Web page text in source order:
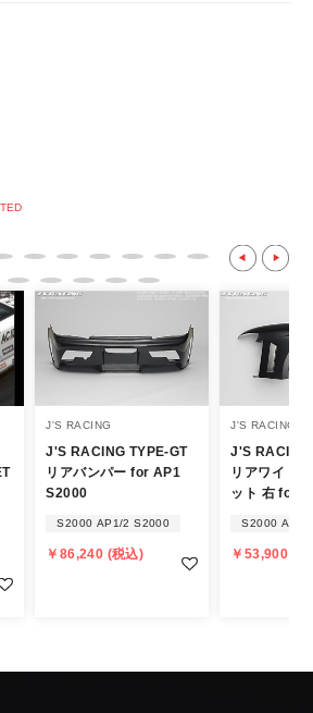
後のキャンセルや変更につい
注文後のキャンセルや変更は
ので、商品やカラー等、お間
願い致します。
際の商品とカラーやイメー
場合もございます。
等でご確認ください。
・マフラー等の大型商品は、
・営業所止めができないこと
了承ください。
商品でも、メーカーによって
装・取付店等の業者様をご指
J'S RACING
J'S RACING TYPE-GT
リアバンパー for AP1
S2000
S2000 AP1/2 S2000
￥86,240 (税込)
J'S RACING
J'S RACING
リアワイド
ット 右 for
S2000 AP1/
￥53,900 (税